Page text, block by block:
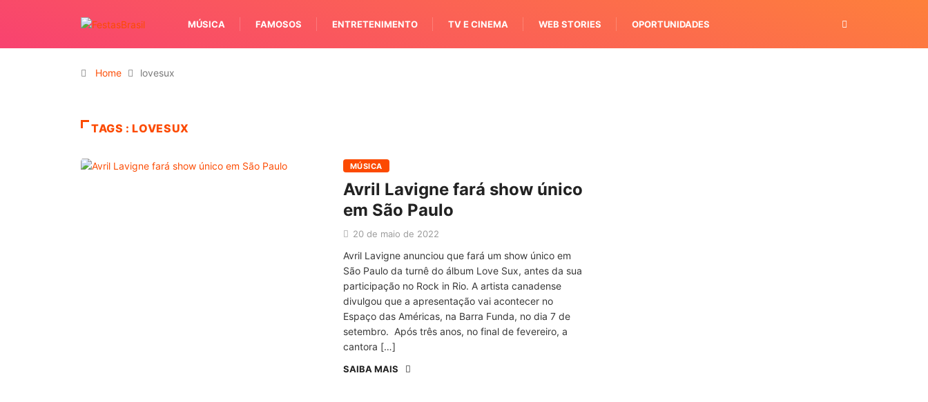
MÚSICA FAMOSOS ENTRETENIMENTO TV E CINEMA WEB STORIES OPORTUNIDADES
Home lovesux
TAGS : LOVESUX
MÚSICA
Avril Lavigne fará show único
em São Paulo
20 de maio de 2022
Avril Lavigne anunciou que fará um show único em
São Paulo da turnê do álbum Love Sux, antes da sua
participação no Rock in Rio. A artista canadense
divulgou que a apresentação vai acontecer no
Espaço das Américas, na Barra Funda, no dia 7 de
setembro. Após três anos, no final de fevereiro, a
cantora […]
SAIBA MAIS